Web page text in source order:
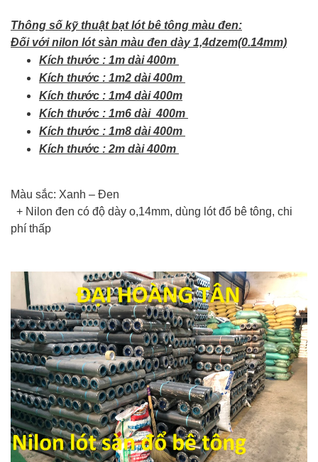
Thông số kỹ thuật bạt lót bê tông màu đen:
Đối với nilon lót sàn màu đen dày 1,4dzem(0.14mm)
Kích thước : 1m dài 400m
Kích thước : 1m2 dài 400m
Kích thước : 1m4 dài 400m
Kích thước : 1m6 dài 400m
Kích thước : 1m8 dài 400m
Kích thước : 2m dài 400m
Màu sắc: Xanh – Đen
+ Nilon đen có độ dày o,14mm, dùng lót đổ bê tông, chi
phí thấp